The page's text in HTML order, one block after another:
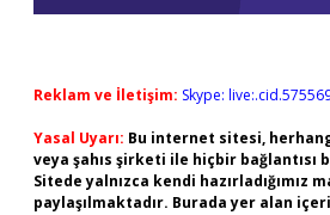
Reklam ve İletişim: Skype:
Yasal Uyarı: Bu internet sitesi,
veya şahıs şirketi ile hiçbir bağlantısı
Sitede yalnızca kendi hazırladığımız
paylaşılmaktadır. Burada yer alan